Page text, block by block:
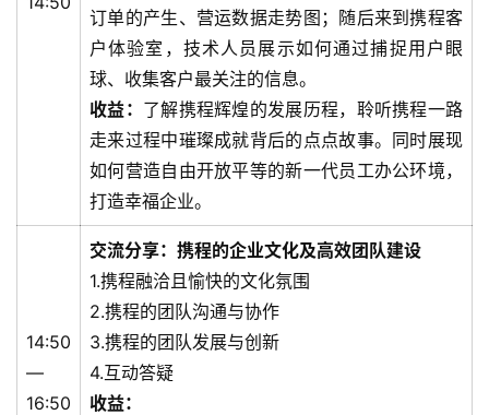
订单的产生、营运数据走势图；随后来到携程客
户体验室，技术人员展示如何通过捕捉用户眼
球、收集客户最关注的信息。
收益： 了解携程辉煌的发展历程，聆听携程一路
走来过程中璀璨成就背后的点点故事。同时展现
如何营造自由开放平等的新一代员工办公环境，
打造幸福企业。
14:50
—
16:50
交流分享：携程的企业文化及高效团队建设
1.携程融洽且愉快的文化氛围
2.携程的团队沟通与协作
3.携程的团队发展与创新
4.互动答疑
收益：